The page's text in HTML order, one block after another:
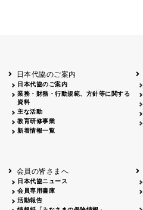
日本代協のご案内
日本代協のご案内
業務・財務・行動規範、方針等に関する
資料
主な活動
教育研修事業
新着情報一覧
会員の皆さまへ
日本代協ニュース
会員専用書庫
活動報告